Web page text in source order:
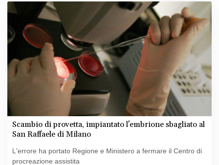
Scambio di provetta, impiantato l'embrione sbagliato al
San Raffaele di Milano
L'errore ha portato Regione e Ministero a fermare il Centro di
procreazione assistita